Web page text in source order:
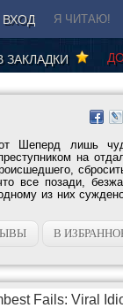
ВХОД Я ЧИТАЮ!
ЗАКЛАДКИ
Шеперд лишь
на
все позади,
из них
В